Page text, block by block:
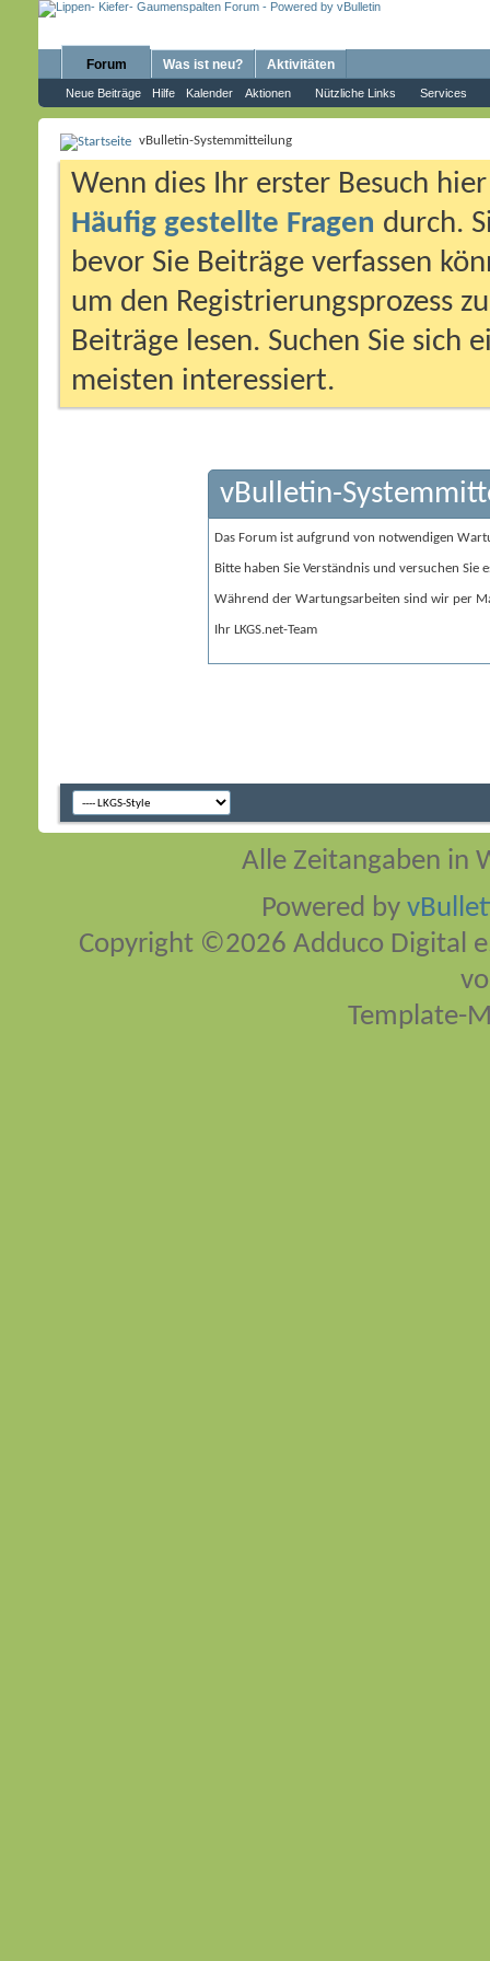
Forum
Neue Beiträge Hilfe Kalender Aktionen Nützliche Links Services
Was ist neu? Aktivitäten
vBulletin-Systemmitteilung
Wenn dies Ihr erster Besuch
Häufig gestellte Fragen durch.
bevor Sie Beiträge verfassen
um den Registrierungsprozess
Beiträge lesen. Suchen Sie sich
meisten interessiert.
vBulletin-
Das Forum ist aufgrund von notwendigen
Bitte haben Sie Verständnis und versuchen Sie
Während der Wartungsarbeiten sind wir per
Ihr LKGS.net-Team
Alle Zeitangaben in
Powered by
Copyright ©2026 Adduco Digital
Template-